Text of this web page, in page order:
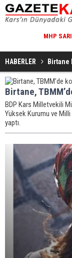
REKREATIF GEZI
HABERLER Birtane
Birtane,
BDP Kars Milletvekili
Yüksek Kurumu ve
yaptı.